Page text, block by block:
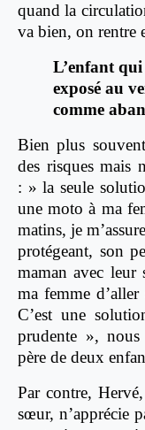
quand la
va bien, on rentre
L’enfant qui
exposé au
comme
Bien plus
des risques mais
: » la seule
une moto à ma
matins, je
protégeant, son
maman avec leur
ma femme
C’est une
prudente »,
père de deux
Par contre,
sœur, n’apprécie